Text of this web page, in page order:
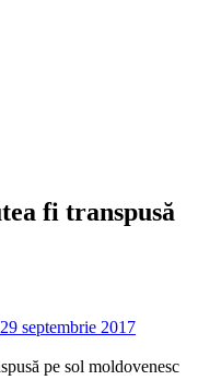
fi transpusă
septembrie 2017
pe sol moldovenesc